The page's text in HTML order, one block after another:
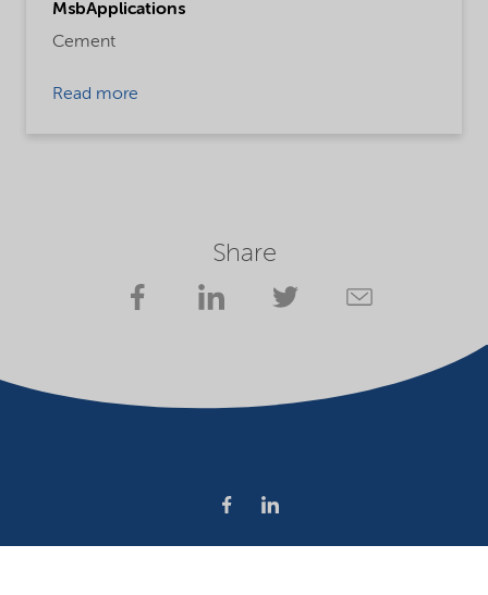
MsbApplications
Cement
Read more
Share